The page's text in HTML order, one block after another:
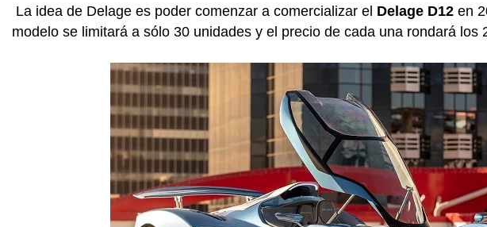
La idea de Delage es poder comenzar a comercializar el Delage D12 en
modelo se limitará a sólo 30 unidades y el precio de cada una rondará los